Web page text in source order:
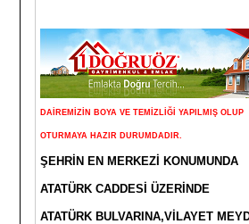
DAİREMİZİN BOYA VE TEMİZLİĞİ YAPILMIŞ OLUP
OTURMAYA HAZIR DURUMDADIR.
ŞEHRİN EN MERKEZİ KONUMUNDA
ATATÜRK CADDESİ ÜZERİNDE
ATATÜRK BULVARINA,VİLAYET